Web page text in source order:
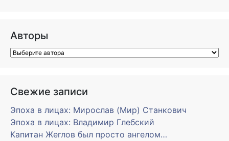
Авторы
Свежие записи
Эпоха в лицах: Мирослав (Мир) Станкович
Эпоха в лицах: Владимир Глебский
Капитан Жеглов был просто ангелом…